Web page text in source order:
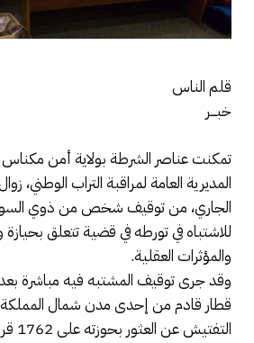
قلم الناس
خبـــر
تمكنت عناصر الشرطة بولاية أمن
الجاري، من توقيف شخص من ذوي
للاشتباه في تورطه في قضية تتعلق
والمؤثرات العقلية.
وقد جرى توقيف المشتبه فيه مباشرة
قطار قادم من إحدى مدن شمال